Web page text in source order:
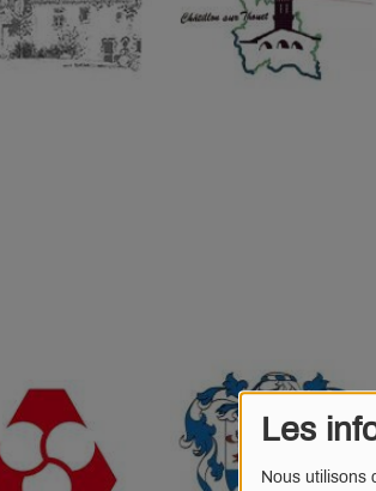
Les
Nous utilisons